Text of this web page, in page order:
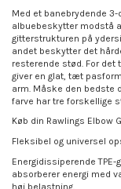
Med et banebrydende
albuebeskytter modstå
gitterstrukturen på
andet beskytter det
resterende stød. For
giver en glat, tæt
arm. Måske den bedste
farve har tre forskellige
Køb din Rawlings Elbow
Fleksibel og universel
Energidissiperende
absorberer energi med
høj belastning.